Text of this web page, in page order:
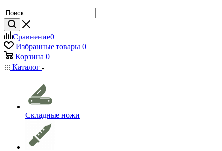
Сравнение0
Избранные товары 0
Корзина 0
Каталог
Складные ножи